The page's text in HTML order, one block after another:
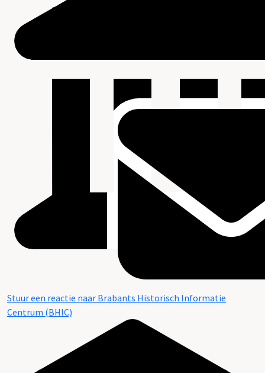
Stuur een reactie naar Brabants Historisch Informatie
Centrum (BHIC)